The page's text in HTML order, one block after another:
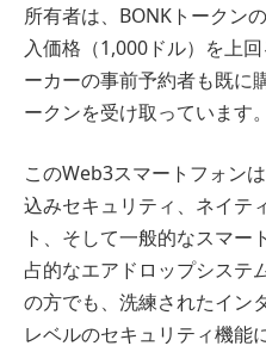
所有者は、BONKトークンの
入価格（1,000ドル）を上
ーカーの事前予約者も既に
ークンを受け取っています。
このWeb3スマートフォン
込みセキュリティ、ネイテ
ト、そして一般的なスマー
占的なエアドロップシステ
の方でも、洗練されたイン
レベルのセキュリティ機能